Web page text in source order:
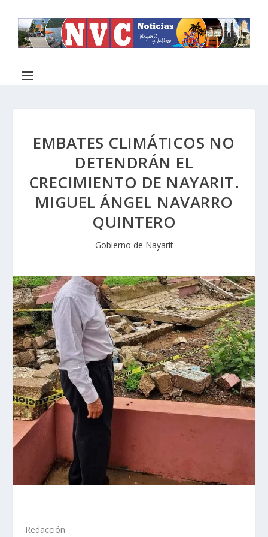
EMBATES CLIMÁTICOS NO
DETENDRÁN EL
CRECIMIENTO DE NAYARIT.
MIGUEL ÁNGEL NAVARRO
QUINTERO
Gobierno de Nayarit
Redacción